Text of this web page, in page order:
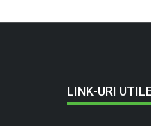
LINK-URI